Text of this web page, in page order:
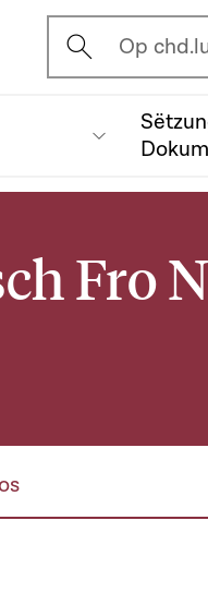
Ouvrir l'écran de
Op
Fro